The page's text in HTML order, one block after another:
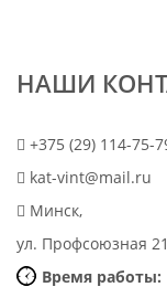
НАШИ
+375 (29) 114-75-
kat-vint@mail.ru
Минск,
ул. Профсоюзная
Время работы: